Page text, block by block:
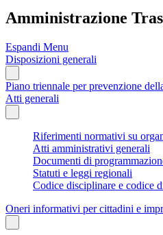
Amministrazione
Espandi Menu
Disposizioni generali
Piano triennale per prevenzione
Atti generali
Riferimenti normativi su
Atti amministrativi generali
Documenti di
Statuti e leggi regionali
Codice disciplinare e codice
Oneri informativi per cittadini e